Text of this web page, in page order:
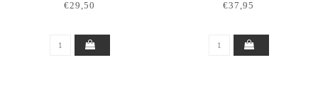
BLACK
€29,50
BLACK
€37,95